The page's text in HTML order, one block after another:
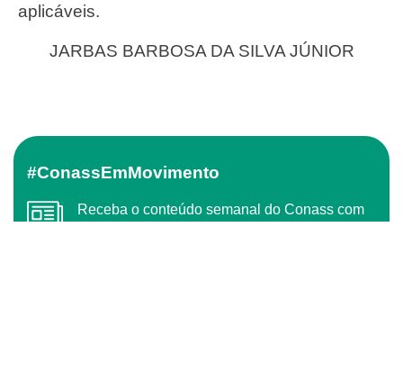
aplicáveis.
JARBAS BARBOSA DA SILVA JÚNIOR
#ConassEmMovimento
Receba o conteúdo semanal do Conass com